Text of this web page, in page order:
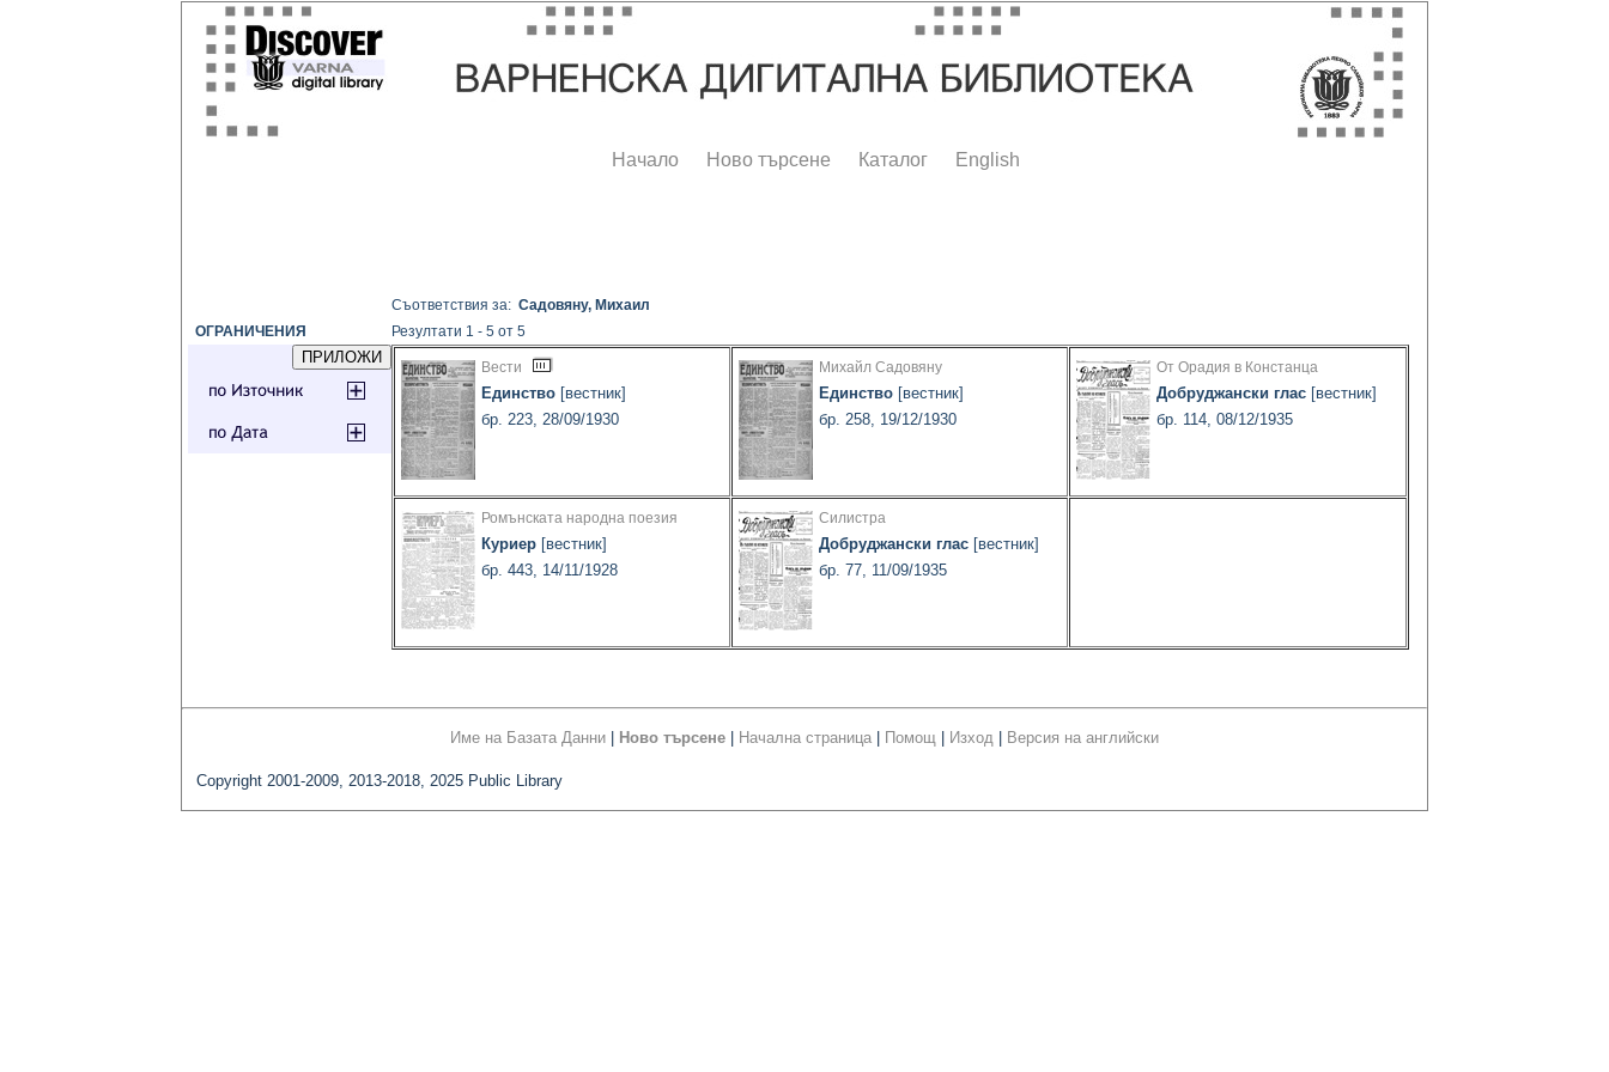
Начало Ново търсене Каталог English
ОГРАНИЧЕНИЯ
Съответствия за: Садовяну, Михаил
Резултати 1 - 5 от 5
Вести
Единство [вестник]
бр. 223, 28/09/1930
Михайл Садовяну
Единство [вестник]
бр. 258, 19/12/1930
От Орадия в Констанца
Добруджански глас [вестник]
бр. 114, 08/12/1935
Ромънската народна поезия
Куриер [вестник]
бр. 443, 14/11/1928
Силистра
Добруджански глас [вестник]
бр. 77, 11/09/1935
Име на Базата Данни Ново търсене Начална страница Помощ Изход Версия на английски
Copyright 2001-2009, 2013-2018, 2025 Public Library